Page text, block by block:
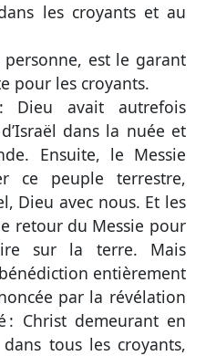
les croyants et au
personne, est le garant
pour les croyants.
Dieu avait autrefois
dans la nuée et
Ensuite, le Messie
ce peuple terrestre,
Dieu avec nous. Et les
retour du Messie pour
sur la terre. Mais
entièrement
par la révélation
: Christ demeurant en
dans tous les croyants,